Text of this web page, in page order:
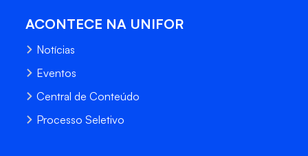
ACONTECE NA UNIFOR
Notícias
Eventos
Central de Conteúdo
Processo Seletivo